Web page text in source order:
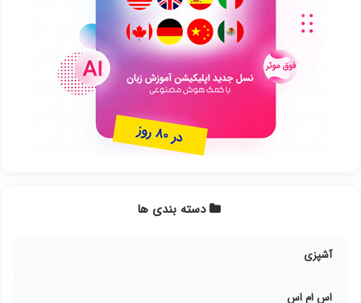
دسته بندی ها
آشپزی
اس ام اس